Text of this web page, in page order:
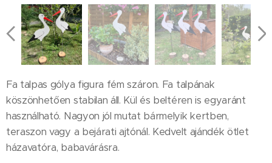
Fa talpas gólya figura fém száron. Fa talpának
köszönhetően stabilan áll. Kül és beltéren is egyaránt
használható. Nagyon jól mutat bármelyik kertben,
teraszon vagy a bejárati ajtónál. Kedvelt ajándék ötlet
házavatóra, babavárásra.